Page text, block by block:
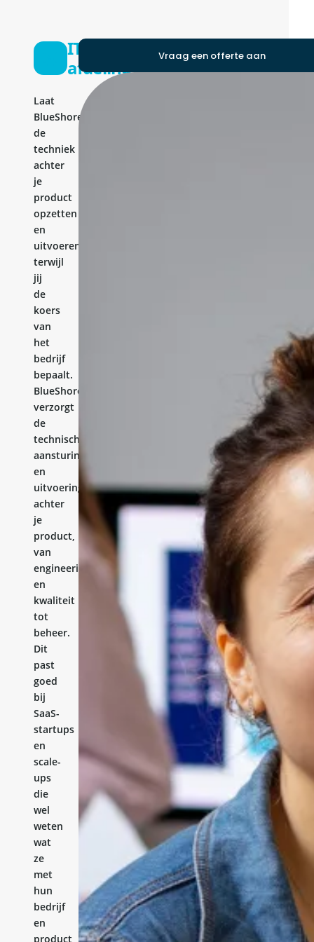
IT-
afdeling
Laat
BlueShores
de
techniek
achter
je
product
opzetten
en
uitvoeren,
terwijl
jij
de
koers
van
het
bedrijf
bepaalt.
BlueShores
verzorgt
de
technische
aansturing
en
uitvoering
achter
je
product,
van
engineering
en
kwaliteit
tot
beheer.
Dit
past
goed
bij
SaaS-
startups
en
scale-
ups
die
wel
weten
wat
ze
met
hun
bedrijf
en
product
Vraag een offerte aan